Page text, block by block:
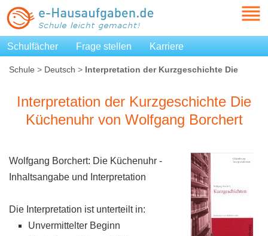
Schulfächer Frage stellen Karriere
Schule > Deutsch > Interpretation der Kurzgeschichte Die
Interpretation der Kurzgeschichte Die
Küchenuhr von Wolfgang Borchert
Wolfgang Borchert: Die Küchenuhr -
Inhaltsangabe und Interpretation
Die Interpretation ist unterteilt in:
Unvermittelter Beginn